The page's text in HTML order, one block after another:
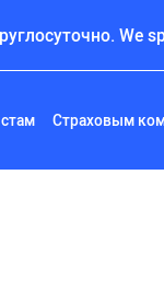
We
Страховым